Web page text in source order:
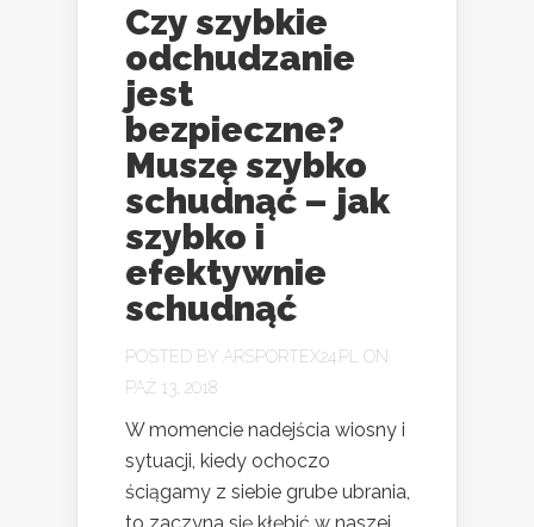
Czy szybkie
odchudzanie
jest
bezpieczne?
Muszę szybko
schudnąć – jak
szybko i
efektywnie
schudnąć
POSTED BY ARSPORTEX24.PL
ON
PAŹ 13, 2018
W momencie nadejścia wiosny i
sytuacji, kiedy ochoczo
ściągamy z siebie grube ubrania,